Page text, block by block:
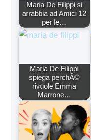
Maria De Filippi si
arrabbia ad Amici 12
per le…
Maria De Filippi
spiega perchÃ©
rivuole Emma
Marrone…